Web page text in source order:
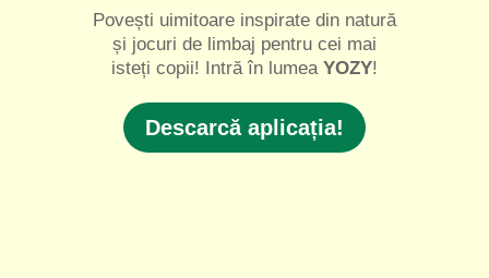
Povești uimitoare inspirate din natură
și jocuri de limbaj pentru cei mai
isteți copii! Intră în lumea YOZY!
Descarcă aplicația!